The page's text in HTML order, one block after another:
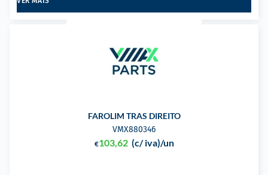
FAROLIM TRAS DIREITO
VMX880346
€103,62 (c/ iva)/un